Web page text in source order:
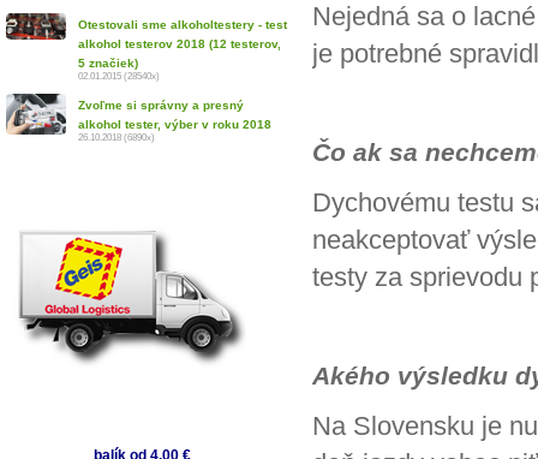
Nejedná sa o
je potrebné
Čo ak sa
Dychovému testu
neakceptovať
testy za sprievodu
Akého výsledku
Na Slovensku je
Otestovali sme alkoholtestery - test
alkohol testerov 2018 (12 testerov,
5 značiek)
02.01.2015 (28540x)
Zvoľme si správny a presný
alkohol tester, výber v roku 2018
26.10.2018 (6890x)
balík od 4,00 €